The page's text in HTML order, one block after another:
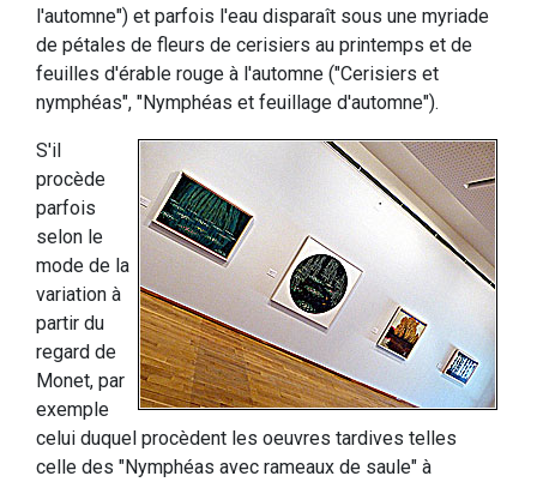
l'automne") et parfois l'eau disparaît sous une myriade
de pétales de fleurs de cerisiers au printemps et de
feuilles d'érable rouge à l'automne ("Cerisiers et
nymphéas", "Nymphéas et feuillage d'automne").
S'il
procède
parfois
selon le
mode de la
variation à
partir du
regard de
Monet, par
exemple
celui duquel procèdent les oeuvres tardives telles
celle des "Nymphéas avec rameaux de saule" à